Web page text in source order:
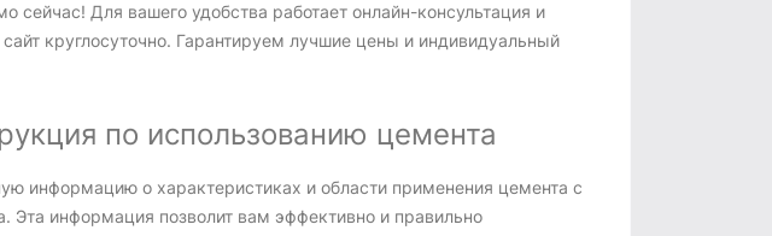
сейчас! Для вашего удобства работает онлайн-консультация и
круглосуточно. Гарантируем лучшие цены и индивидуальный
по использованию цемента
информацию о характеристиках и области применения цемента с
Эта информация позволит вам эффективно и правильно